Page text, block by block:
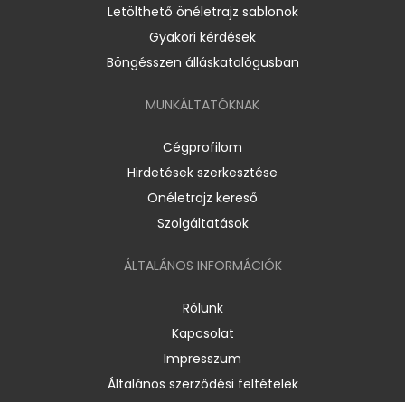
Letölthető önéletrajz sablonok
Gyakori kérdések
Böngésszen álláskatalógusban
MUNKÁLTATÓKNAK
Cégprofilom
Hirdetések szerkesztése
Önéletrajz kereső
Szolgáltatások
ÁLTALÁNOS INFORMÁCIÓK
Rólunk
Kapcsolat
Impresszum
Általános szerződési feltételek